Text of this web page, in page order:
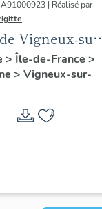
| Réalisé par
Vigneux-sur-
> Île-de-France >
> Vigneux-sur-